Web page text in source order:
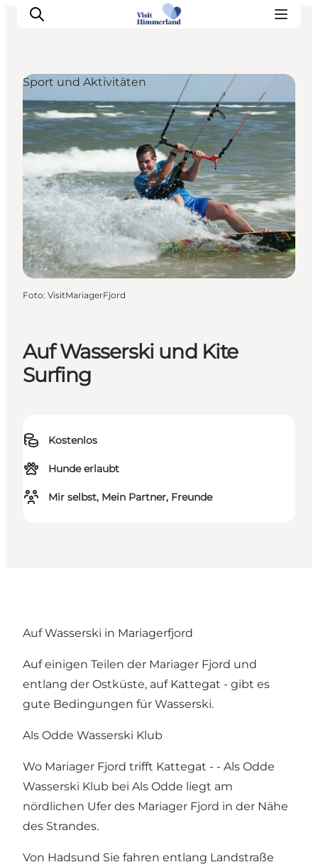
Erlebnisse
Natur
Städte und Orte
Das passiert
Reiseplanung
Praktische Informationen
Auf Wasserski und Kite
Surfing
Kostenlos
Hunde erlaubt
Mir selbst, Mein Partner, Freunde
Sport und Aktivitäten
Foto: VisitMariagerFjord
Auf Wasserski in Mariagerfjord
Auf einigen Teilen der Mariager Fjord und
entlang der Ostküste, auf Kattegat - gibt es
gute Bedingungen für Wasserski.
Als Odde Wasserski Klub
Wo Mariager Fjord trifft Kattegat - - Als Odde
Wasserski Klub bei Als Odde liegt am
nördlichen Ufer des Mariager Fjord in der Nähe
des Strandes.
Von Hadsund Sie fahren entlang Landstraße